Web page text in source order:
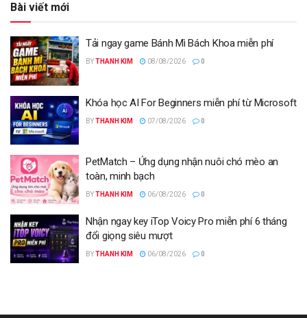
Bài viết mới
Tải ngay game Bánh Mì Bách Khoa miễn phí
BYTHANH KIM 08/08/2026 0
Khóa học AI For Beginners miễn phí từ Microsoft
BYTHANH KIM 07/08/2026 0
PetMatch – Ứng dụng nhận nuôi chó mèo an
toàn, minh bạch
BYTHANH KIM 06/08/2026 0
Nhận ngay key iTop Voicy Pro miễn phí 6 tháng
đổi giọng siêu mượt
BYTHANH KIM 06/08/2026 0